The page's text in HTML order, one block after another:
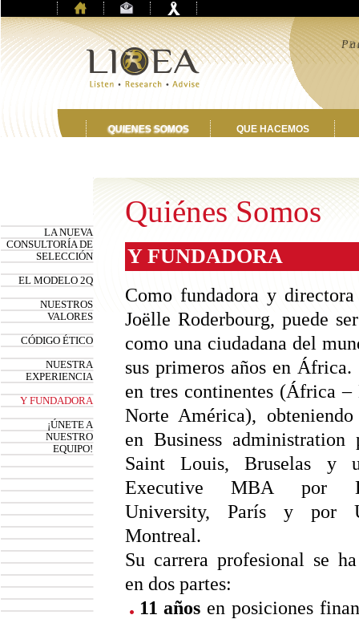
QUIENES SOMOS QUE HACEMOS
LA NUEVA
CONSULTORÍA DE
SELECCIÓN
EL MODELO 2Q
NUESTROS
VALORES
CÓDIGO ÉTICO
NUESTRA
EXPERIENCIA
Y FUNDADORA
¡ÚNETE A
NUESTRO
EQUIPO!
Quiénes Somos
Y FUNDADORA
Como fundadora y directora
Joëlle Roderbourg, puede
como una ciudadana del
sus primeros años en África.
en tres continentes (África –
Norte América),
en Business administration
Saint Louis, Bruselas y
Executive MBA por
University, París y por
Montreal.
Su carrera profesional se
en dos partes:
11 años en posiciones